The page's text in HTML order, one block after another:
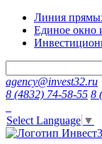
Линия
Единое окно
agency@invest32.ru
8 (4832) 74-58-55 8
Select Language ▼